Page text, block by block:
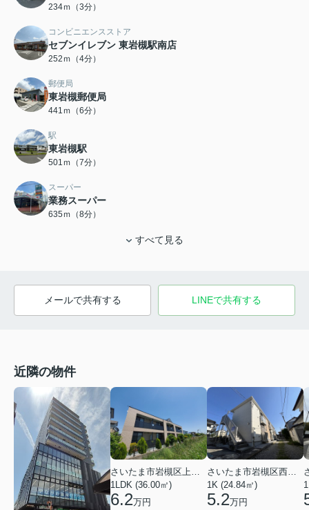
234ｍ（3分）
コンビニエンスストア
セブンイレブン 東岩槻駅南店
252ｍ（4分）
郵便局
東岩槻郵便局
441ｍ（6分）
駅
東岩槻駅
501ｍ（7分）
スーパー
業務スーパー
635ｍ（8分）
すべて見る
メールで共有する LINEで共有する
近隣の物件
さいたま市岩槻区上里１丁目
1LDK (36.00㎡)
6.2万円
さいたま市岩槻区西町５丁目
1K (24.84㎡)
5.2万円